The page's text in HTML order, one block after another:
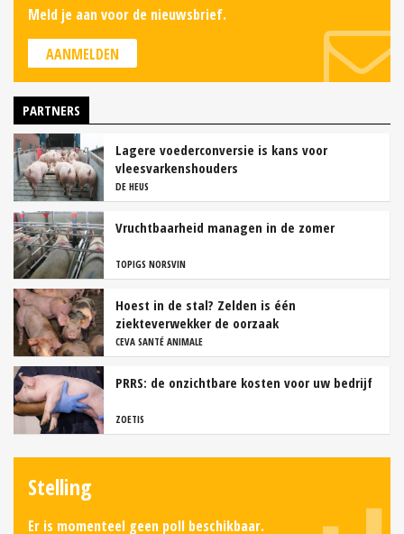
Meld je aan voor de nieuwsbrief.
AANMELDEN
PARTNERS
Lagere voederconversie is kans voor
vleesvarkenshouders
DE HEUS
Vruchtbaarheid managen in de zomer
TOPIGS NORSVIN
Hoest in de stal? Zelden is één
ziekteverwekker de oorzaak
CEVA SANTÉ ANIMALE
PRRS: de onzichtbare kosten voor uw bedrijf
ZOETIS
Stelling
Er is momenteel geen poll beschikbaar.